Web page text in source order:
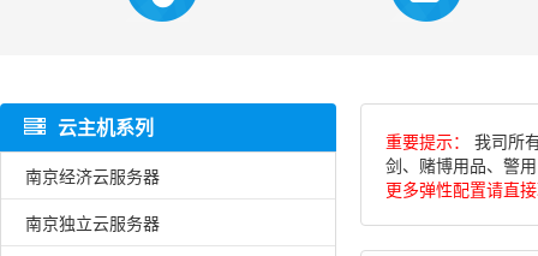
云主机系列
南京经济云服务器
南京独立云服务器
重要提示：
我司所
剑、赌博用品、警
更多弹性配置请直